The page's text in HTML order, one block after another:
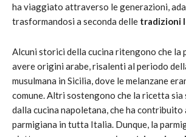
ha viaggiato attraverso le generazioni,
trasformandosi a seconda delle tradizioni
Alcuni storici della cucina ritengono che la
avere origini arabe, risalenti al periodo
musulmana in Sicilia, dove le melanzane
comune. Altri sostengono che la ricetta
dalla cucina napoletana, che ha
parmigiana in tutta Italia. Dunque, la